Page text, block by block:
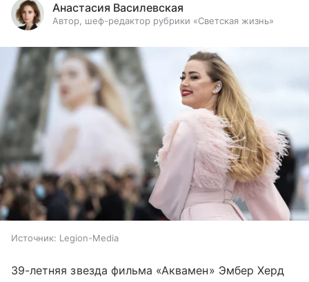
Анастасия Василевская
Автор, шеф-редактор рубрики «Светская жизнь»
Источник: Legion-Media
39-летняя звезда фильма «Аквамен» Эмбер Херд